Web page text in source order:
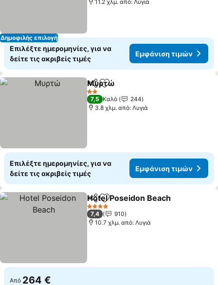
Δημοφιλής επιλογή
11.2 χλμ. από: Λυγιά
Επιλέξτε ημερομηνίες, για να
δείτε τις ακριβείς τιμές
Εμφάνιση τιμών
Κοινοποίηση
Προσθήκη στα αγαπημένα
Μυρτώ
2 Αστέρια
7,5 Καλό
244
3.8 χλμ. από: Λυγιά
Επιλέξτε ημερομηνίες, για να
δείτε τις ακριβείς τιμές
Εμφάνιση τιμών
Κοινοποίηση
Προσθήκη στα αγαπημένα
Hotel Poseidon Beach
4 Αστέρια
7,4
910
10.7 χλμ. από: Λυγιά
Από 264 €